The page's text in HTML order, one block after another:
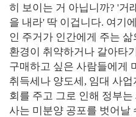
히 보이는 거 아닙니까? '거
을 내라' 딱 이겁니다. 여기
인 주거가 인간에게 주는
환경이 취약하거나 갈아타
구매하고 싶은 사람들에게
취득세나 양도세, 임대 사
회를 주고 그로 인해 정부
사는 미분양 공포를 벗어날